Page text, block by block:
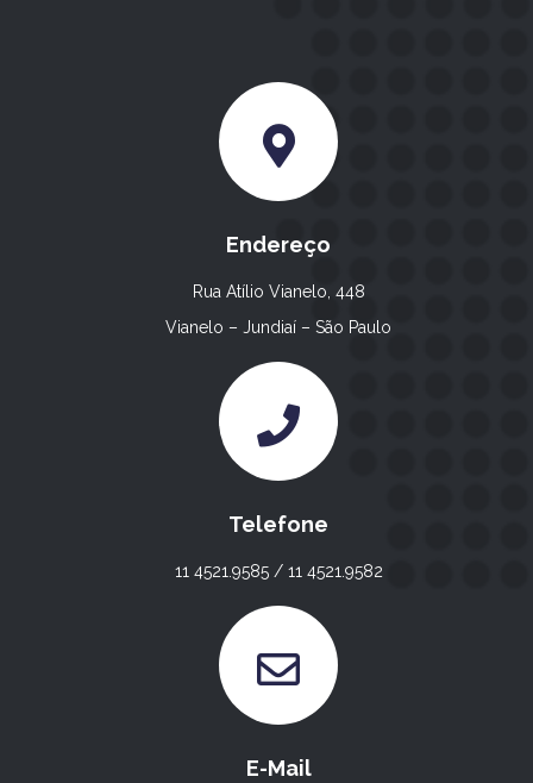
Endereço
Rua Atílio Vianelo, 448
Vianelo – Jundiaí – São Paulo
Telefone
11 4521.9585 / 11 4521.9582
E-Mail